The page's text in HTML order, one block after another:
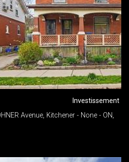
Investissement
Avenue, Kitchener - None - ON,